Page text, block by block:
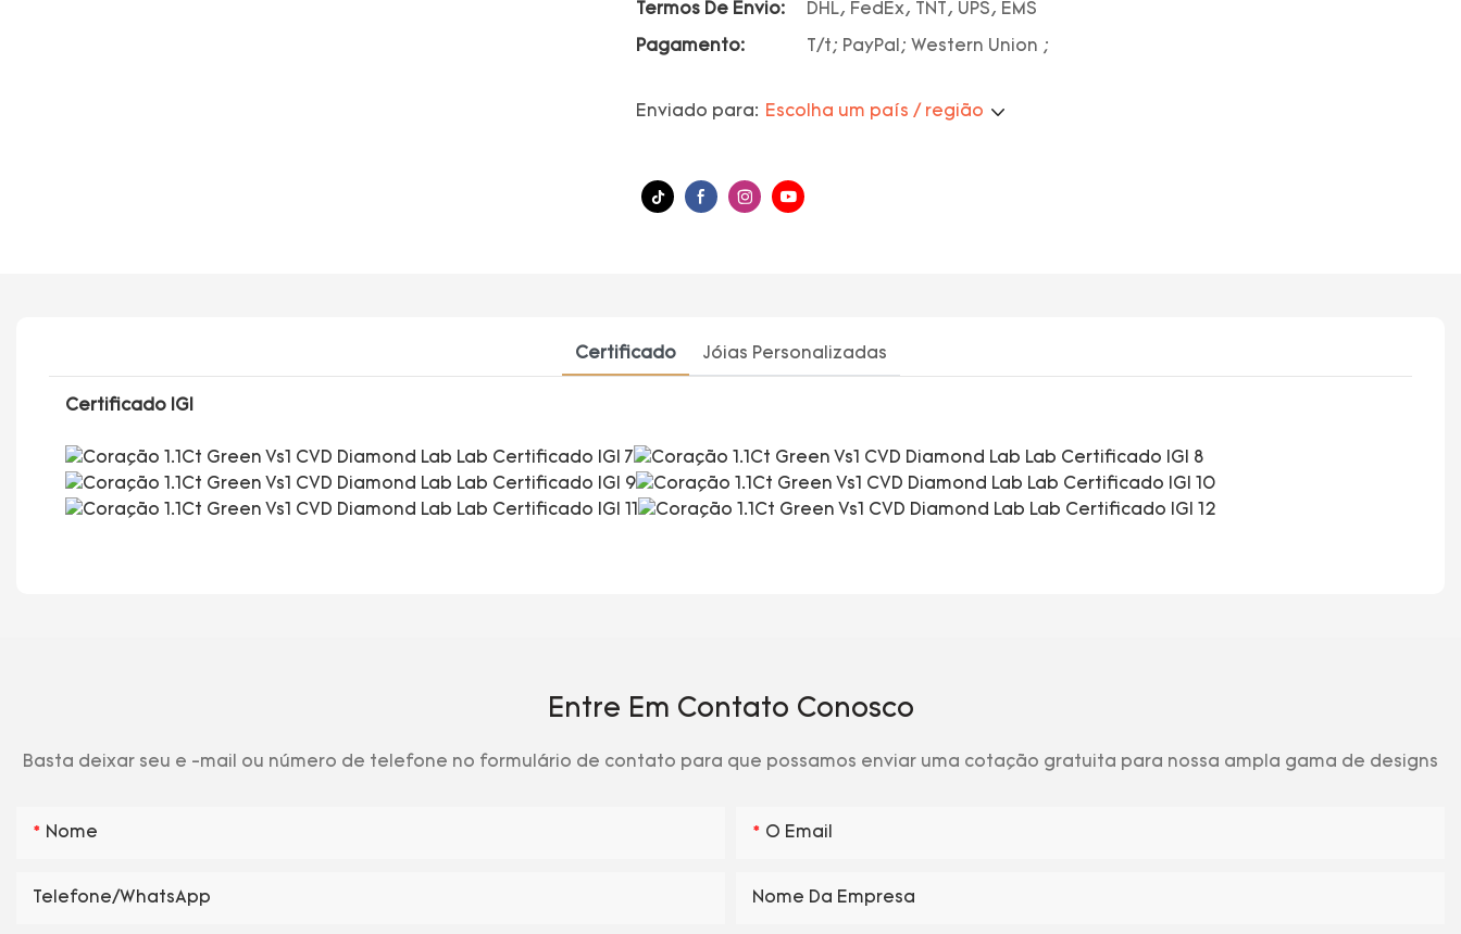
Termos De Envio: DHL, FedEx, TNT, UPS, EMS
Pagamento: T/t; PayPal; Western Union ;
Enviado para: Escolha um país / região
Certificado Jóias Personalizadas
Certificado IGI
Entre Em Contato Conosco
Basta deixar seu e -mail ou número de telefone no formulário de contato para que possamos enviar uma cotação gratuita para nossa ampla gama de designs
Nome O Email
Telefone/WhatsApp Nome Da Empresa